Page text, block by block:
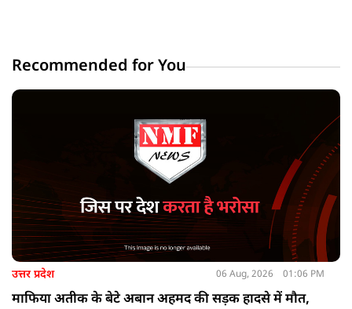
Recommended for You
उत्तर प्रदेश 06 Aug, 2026 01:06 PM
माफिया अतीक के बेटे अबान अहमद की सड़क हादसे में मौत,